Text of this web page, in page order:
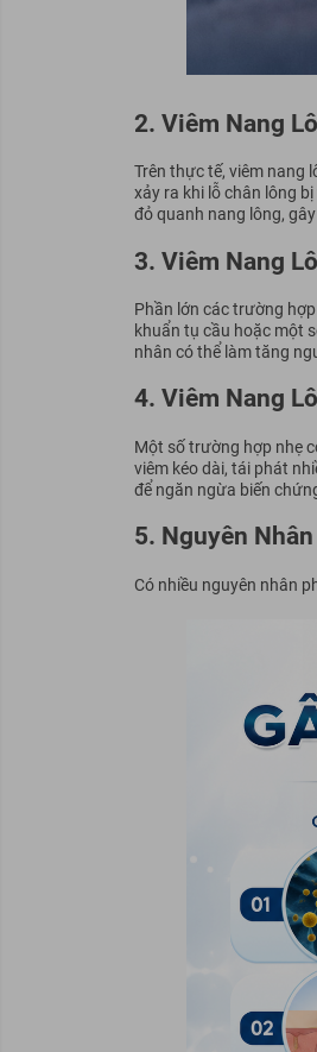
2. Viêm Nang
Trên thực tế, viêm nang
xảy ra khi lỗ chân lông
đỏ quanh nang lông,
3. Viêm Nang
Phần lớn các trường
khuẩn tụ cầu hoặc một
nhân có thể làm tăng
4. Viêm Nang
Một số trường hợp nhẹ
viêm kéo dài, tái phát
để ngăn ngừa biến
5. Nguyên Nhân
Có nhiều nguyên nhân